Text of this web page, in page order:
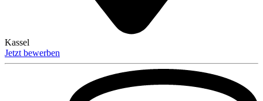
Kassel
Jetzt bewerben